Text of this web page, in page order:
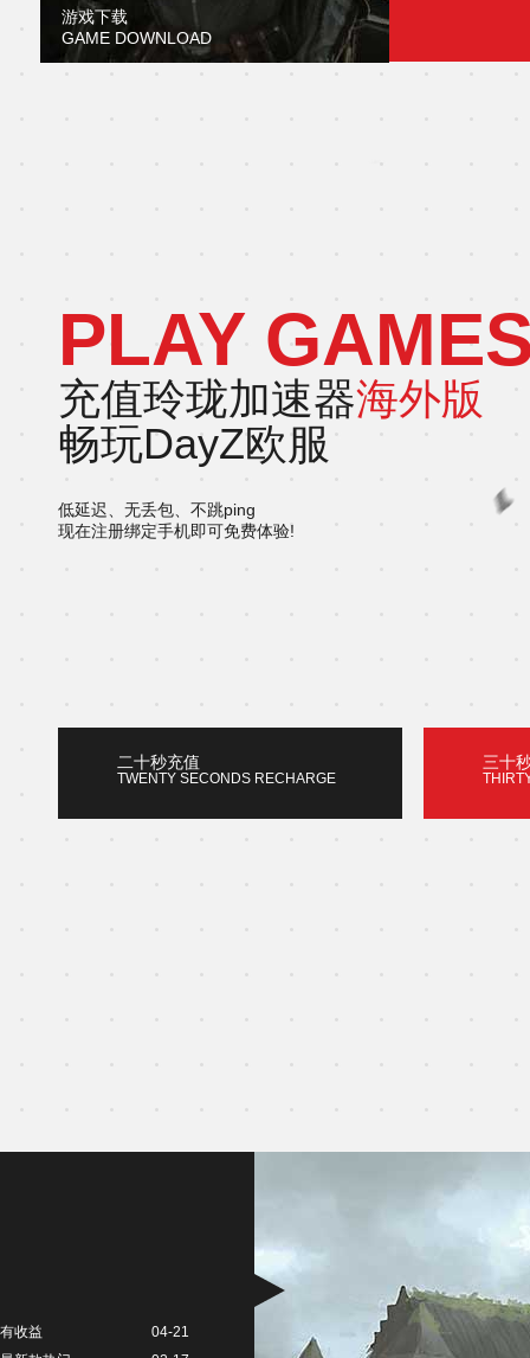
游戏下载
GAME DOWNLOAD
PLAY
充值玲珑加速器海外版
畅玩DayZ欧服
低延迟、无丢包、不跳ping
现在注册绑定手机即可免费体验!
二十秒充值
TWENTY SECONDS RECHARGE
三十
收益
04-21